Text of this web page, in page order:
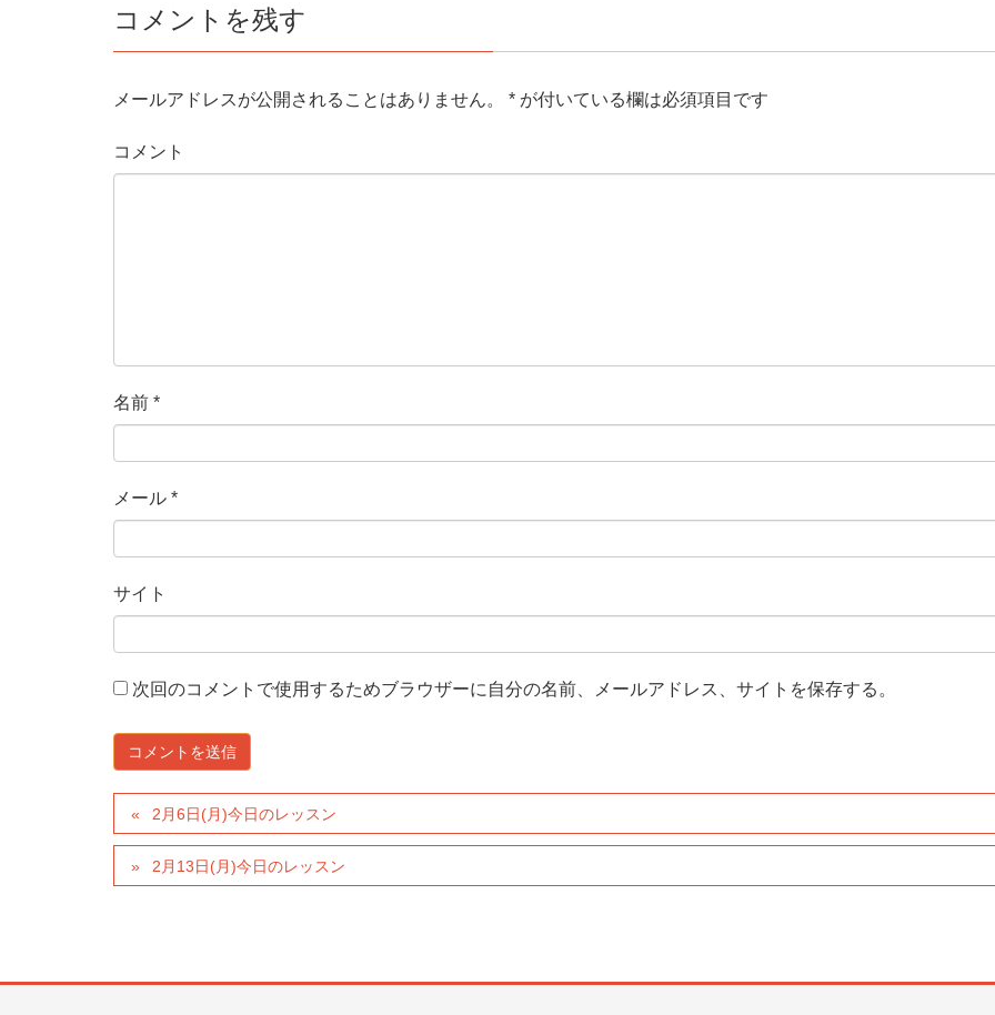
コメントを残す
メールアドレスが公開されることはありません。 * が付いている欄は必須項目です
コメント
名前 *
メール *
サイト
次回のコメントで使用するためブラウザーに自分の名前、メールアドレス、サイトを保存する。
2月6日(月)今日のレッスン
2月13日(月)今日のレッスン